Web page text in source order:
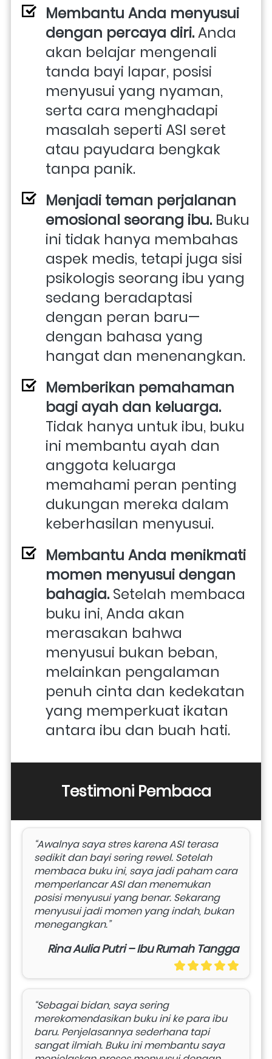
Membantu Anda menyusui
dengan percaya diri. Anda
akan belajar mengenali
tanda bayi lapar, posisi
menyusui yang nyaman,
serta cara menghadapi
masalah seperti ASI seret
atau payudara bengkak
tanpa panik.
Menjadi teman perjalanan
emosional seorang ibu. Buku
ini tidak hanya membahas
aspek medis, tetapi juga sisi
psikologis seorang ibu yang
sedang beradaptasi
dengan peran baru—
dengan bahasa yang
hangat dan menenangkan.
Memberikan pemahaman
Tidak hanya untuk ibu, buku
ini membantu ayah dan
anggota keluarga
memahami peran penting
dukungan mereka dalam
keberhasilan menyusui.
Membantu Anda menikmati
momen menyusui dengan
bahagia. Setelah membaca
buku ini, Anda akan
merasakan bahwa
menyusui bukan beban,
melainkan pengalaman
penuh cinta dan kedekatan
yang memperkuat ikatan
antara ibu dan buah hati.
Testimoni Pembaca
“Awalnya saya stres karena ASI terasa
sedikit dan bayi sering rewel. Setelah
membaca buku ini, saya jadi paham cara
memperlancar ASI dan menemukan
posisi menyusui yang benar. Sekarang
menyusui jadi momen yang indah, bukan
menegangkan.”
Rina Aulia Putri – Ibu Rumah Tangga
“Sebagai bidan, saya sering
merekomendasikan buku ini ke para ibu
baru. Penjelasannya sederhana tapi
sangat ilmiah. Buku ini membantu saya